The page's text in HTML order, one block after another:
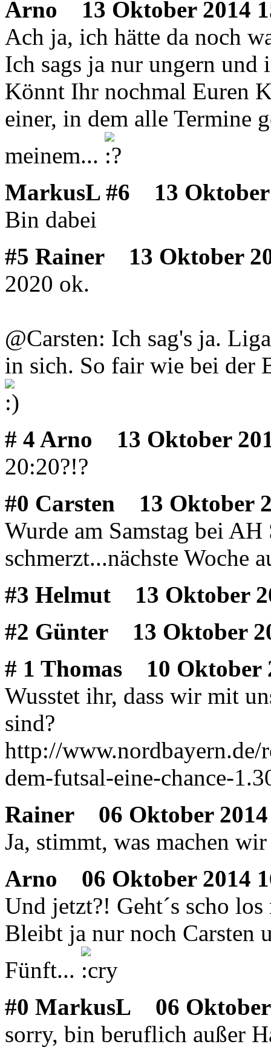
Arno
13 Oktober 2014
Ach ja, ich hätte da noch
Ich sags ja nur ungern
Könnt Ihr nochmal Euren
einer, in dem alle Termine
meinem...
MarkusL #6
13
Bin dabei
#5 Rainer
13 Oktober
2020 ok.
@Carsten: Ich sag's ja.
in sich. So fair wie bei der
# 4 Arno
13 Oktober
20:20?!?
#0 Carsten
13 Oktober
Wurde am Samstag bei
schmerzt...nächste Woche
#3 Helmut
13 Oktober
#2 Günter
13 Oktober
# 1 Thomas
10 Oktober
Wusstet ihr, dass wir mit
sind?
http://www.nordbayern.de/
dem-futsal-eine-chance-
Rainer
06 Oktober
Ja, stimmt, was machen
Arno
06 Oktober 2014
Und jetzt?! Geht´s scho
Bleibt ja nur noch Carsten
Fünft...
#0 MarkusL
06
sorry, bin beruflich außer